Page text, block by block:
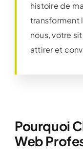
histoire de
transforment
nous, votre
attirer et
Pourquoi
Web